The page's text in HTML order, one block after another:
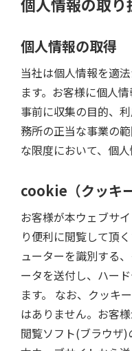
個人情報の取得
当社は個人情報を適
ます。お客様に個人
事前に収集の目的、
務所の正当な事業の
な限度において、個人
cookie（クッキ
お客様が本ウェブサ
り便利に閲覧して頂
ューターを識別する
ータを送付し、ハー
ます。 なお、クッキ
はありません。お客
閲覧ソフト(ブラウザ)